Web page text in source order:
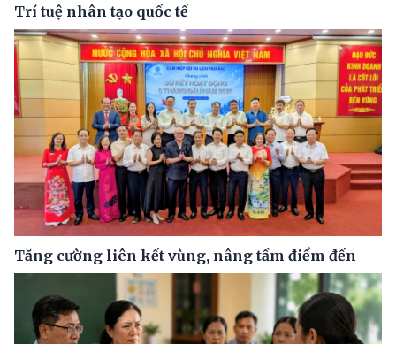
Trí tuệ nhân tạo quốc tế
Tăng cường liên kết vùng, nâng tầm điểm đến